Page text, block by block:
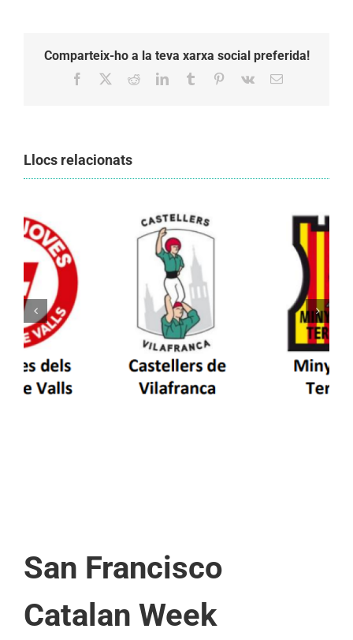
Comparteix-ho a la teva xarxa social preferida!
Facebook RedditLinkedInTumblr Pinterest
Vk Email:
Llocs relacionats
Els Castellers de Vilafranca unieixen tradició i
patrimoni en un viatge de colla a la Vall
d’Aran i a la Vall de Boí
San Francisco
Catalan Week